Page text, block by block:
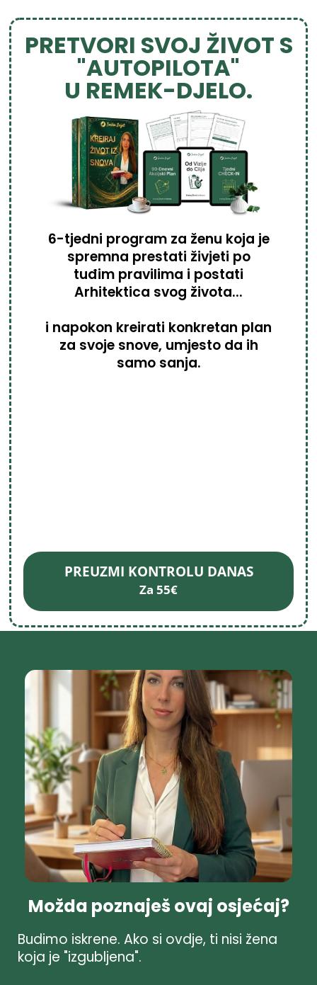
PRETVORI SVOJ ŽIVOT S
"AUTOPILOTA"
U REMEK-DJELO.
6-tjedni program za ženu koja je
spremna prestati živjeti po
tuđim pravilima i postati
Arhitektica svog života...
i napokon kreirati konkretan plan
za svoje snove, umjesto da ih
samo sanja.
PREUZMI KONTROLU DANAS
Za 55€
Možda poznaješ ovaj osjećaj?
Budimo iskrene. Ako si ovdje, ti nisi žena
koja je "izgubljena".